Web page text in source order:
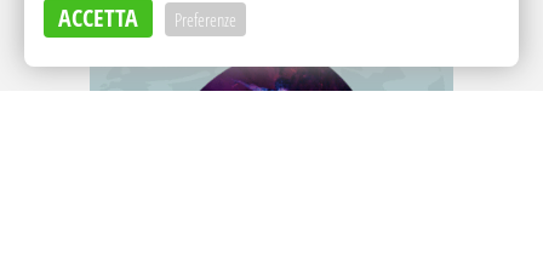
ACCETTA Preferenze